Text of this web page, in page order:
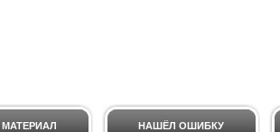
НАШЁЛ ОШИБКУ